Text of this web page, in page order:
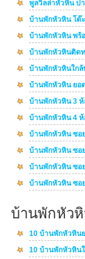
พูลวิลล่าหัวหิน ป
บ้านพักหัวหิน โต๊
บ้านพักหัวหิน พร้อ
บ้านพักหัวหินติดท
บ้านพักหัวหินใกล้
บ้านพักหัวหิน ยอ
บ้านพักหัวหิน 3 ห้
บ้านพักหัวหิน 4 ห้
บ้านพักหัวหิน ซอ
บ้านพักหัวหิน ซอ
บ้านพักหัวหิน ซอ
บ้านพักหัวหิน ซอ
บ้านพักหัว
10 บ้านพักหัวหิน
10 บ้านพักหัวหินใ